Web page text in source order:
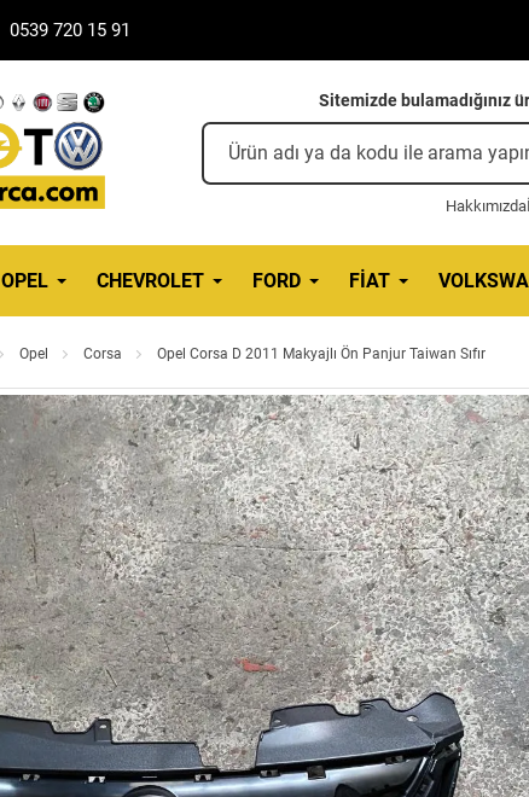
0539 720 15 91
Sitemizde bulamadığınız
Hakkımızda
OPEL CHEVROLET FORD FIAT
Opel Corsa Opel Corsa D 2011 Makyajlı Ön Panjur Taiwan Sıfır